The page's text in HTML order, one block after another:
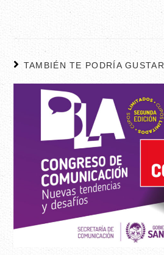
TAMBIÉN TE PODRÍA GUSTAR